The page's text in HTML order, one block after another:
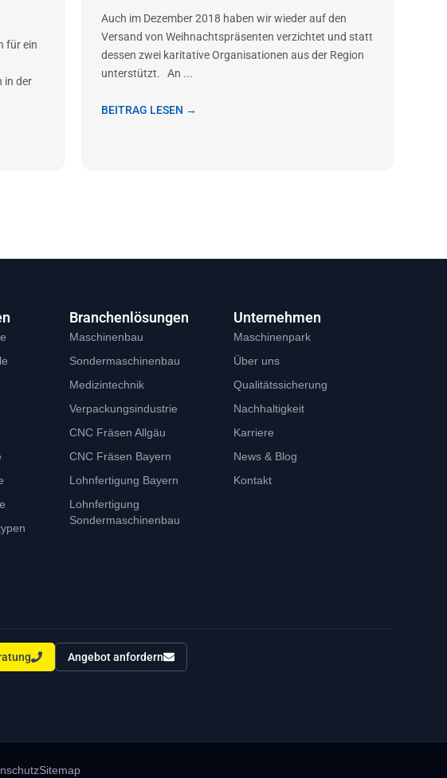
für ein
in der
Auch im Dezember 2018 haben wir wieder auf den
Versand von Weihnachtspräsenten verzichtet und statt
dessen zwei karitative Organisationen aus der Region
unterstützt. An ...
BEITRAG LESEN →
Branchenlösungen
Maschinenbau
Sondermaschinenbau
Medizintechnik
Verpackungsindustrie
CNC Fräsen Allgäu
CNC Fräsen Bayern
Lohnfertigung Bayern
Lohnfertigung
Sondermaschinenbau
Unternehmen
Maschinenpark
Über uns
Qualitätssicherung
Nachhaltigkeit
Karriere
News & Blog
Kontakt
Angebot anfordern
Sitemap